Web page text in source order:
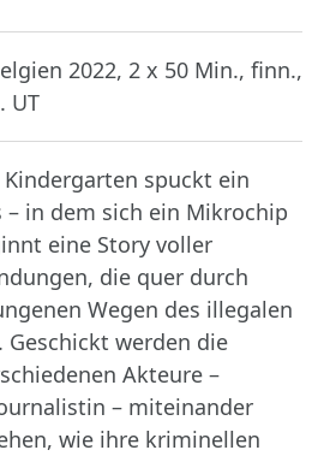
2022, 2 x 50 Min., finn.,
UT
spuckt ein
– in dem sich ein Mikrochip
eine Story voller
die quer durch
Wegen des illegalen
werden die
Akteure –
– miteinander
wie ihre kriminellen